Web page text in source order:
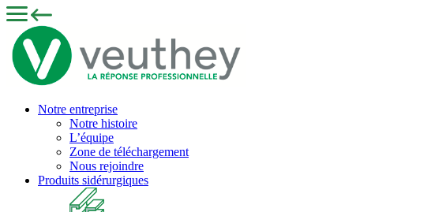
Notre entreprise
Notre histoire
L’équipe
Zone de téléchargement
Nous rejoindre
Produits sidérurgiques